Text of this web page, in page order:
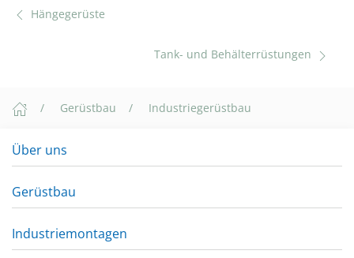
Hängegerüste
Tank- und Behälterrüstungen
Gerüstbau Industriegerüstbau
Über uns
Gerüstbau
Industriemontagen